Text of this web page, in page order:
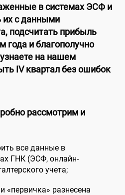
в системах ЭСФ и
их с данными
подсчитать прибыль
года и благополучно
на нашем
IVквартал без ошибок
рассмотрим и
все данные в
ГНК (ЭСФ, онлайн-
учета;
«первичка» разнесена